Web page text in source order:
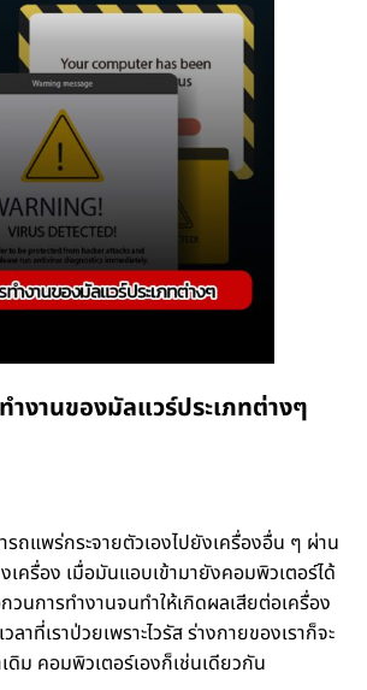
งานของมัลแวร์ประเภทต่างๆ
รถแพร่กระจายตัวเองไปยังเครื่องอื่น ๆ ผ่าน
เครื่อง เมื่อมันแอบเข้ามายังคอมพิวเตอร์ได้
วนการทำงานจนทำให้เกิดผลเสียต่อเครื่อง
าที่เราป่วยเพราะไวรัส ร่างกายของเราก็จะ
ดิม คอมพิวเตอร์เองก็เช่นเดียวกัน